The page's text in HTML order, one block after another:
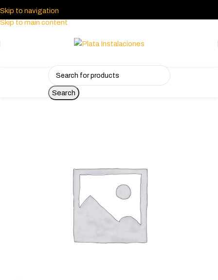
Skip to navigation
Skip to main content
Search